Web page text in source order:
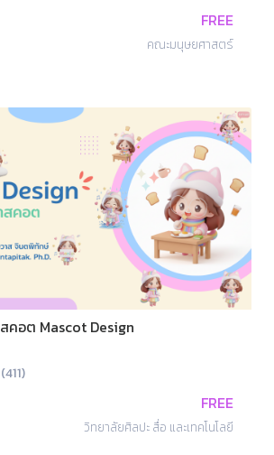
FREE
คณะมนุษยศาสตร์
คอต Mascot Design
(411)
FREE
วิทยาลัยศิลปะ สื่อ และเทคโนโลยี